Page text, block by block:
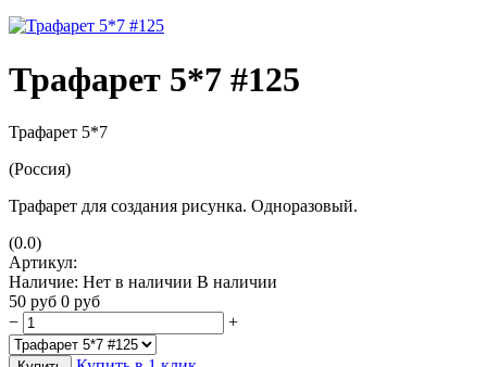
Трафарет 5*7 #125
Трафарет 5*7
(Россия)
Трафарет для создания рисунка. Одноразовый.
(0.0)
Артикул:
Наличие: Нет в наличии В наличии
50 руб 0 руб
−
+